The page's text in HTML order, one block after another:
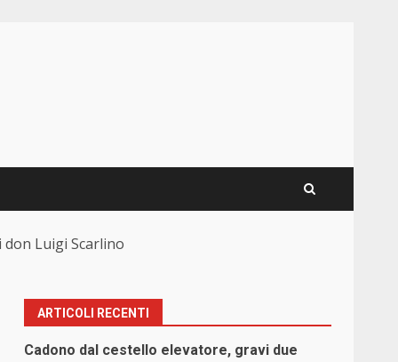
Luigi Scarlino
ARTICOLI RECENTI
Cadono dal cestello elevatore, gravi due